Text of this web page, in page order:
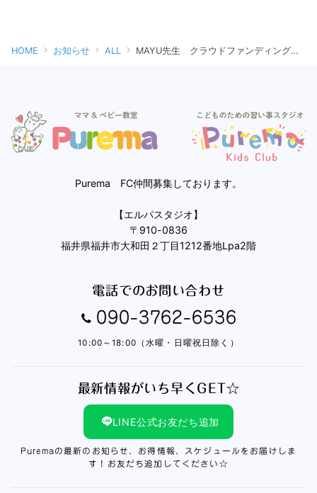
HOME お知らせ ALL MAYU先生 クラウドファンディングに挑戦しています！
Purema FC仲間募集しております。
【エルパスタジオ】
〒910-0836
福井県福井市大和田２丁目1212番地Lpa2階
電話でのお問い合わせ
090-3762-6536
10:00～18:00（水曜・日曜祝日除く）
最新情報がいち早くGET☆
LINE公式お友だち追加
Puremaの最新のお知らせ、お得情報、スケジュールをお届けしま
す！お友だち追加してください☆